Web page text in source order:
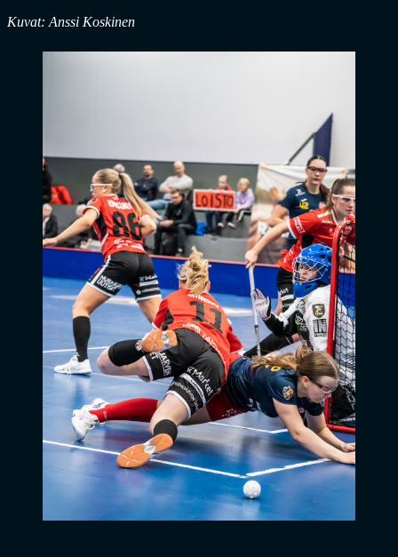
Kuvat: Anssi Koskinen